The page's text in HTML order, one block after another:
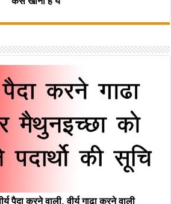
पैदा करने वाली, वीर्य गाढ़ा करने वाली